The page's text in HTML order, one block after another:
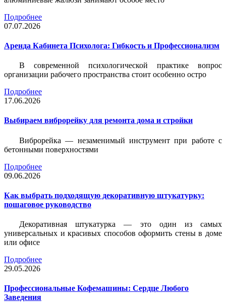
Подробнее
07.07.2026
Аренда Кабинета Психолога: Гибкость и Профессионализм
В современной психологической практике вопрос
организации рабочего пространства стоит особенно остро
Подробнее
17.06.2026
Выбираем виброрейку для ремонта дома и стройки
Виброрейка — незаменимый инструмент при работе с
бетонными поверхностями
Подробнее
09.06.2026
Как выбрать подходящую декоративную штукатурку:
пошаговое руководство
Декоративная штукатурка — это один из самых
универсальных и красивых способов оформить стены в доме
или офисе
Подробнее
29.05.2026
Профессиональные Кофемашины: Сердце Любого
Заведения